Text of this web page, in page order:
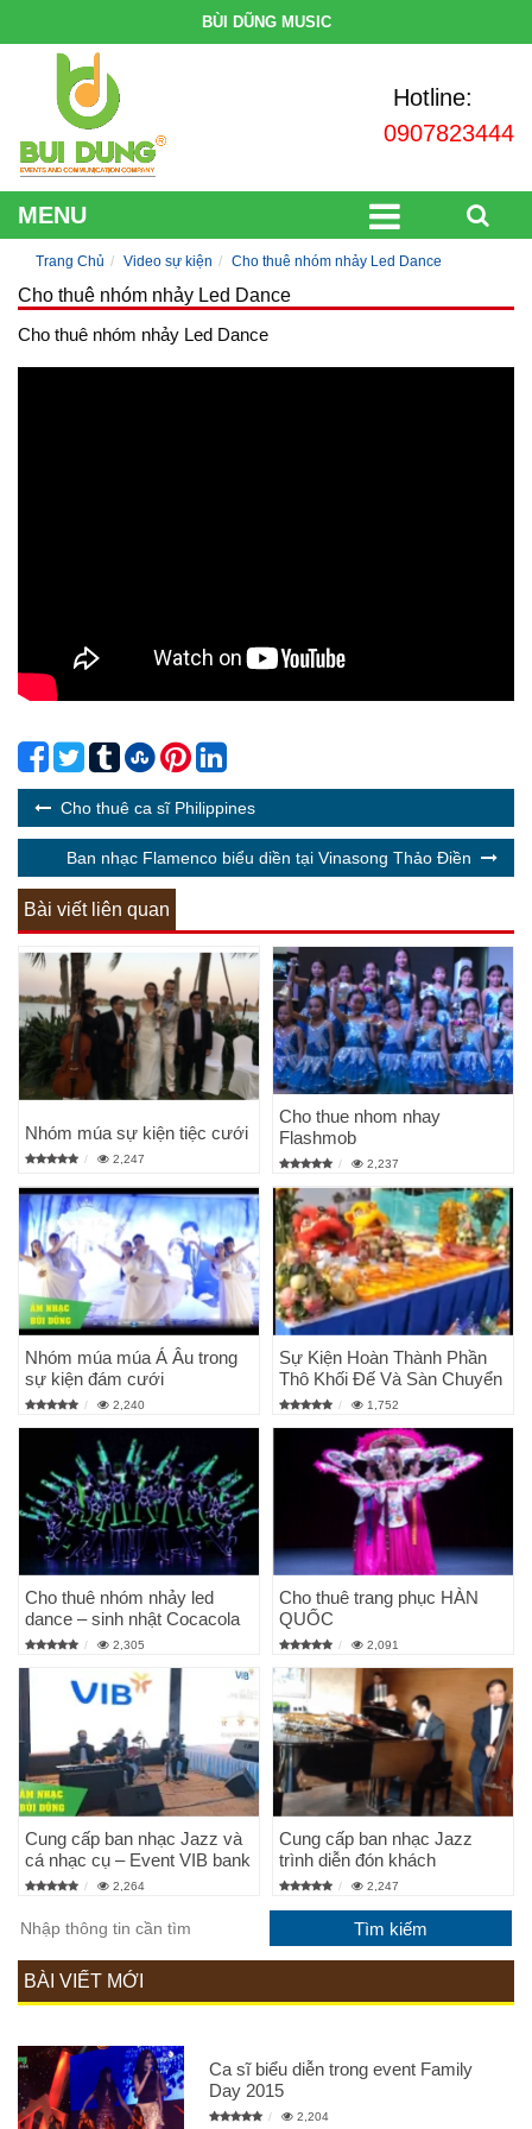
BÙI DŨNG MUSIC
Hotline:
0907823444
MENU
Trang Chủ Video sự kiện Cho thuê nhóm nhảy Led Dance
Cho thuê nhóm nhảy Led Dance
Cho thuê nhóm nhảy Led Dance
Cho thuê ca sĩ Philippines
Ban nhạc Flamenco biểu diền tại Vinasong Thảo Điền
Bài viết liên quan
Nhóm múa sự kiện tiệc cưới
2,247
Cho thue nhom nhay
Flashmob
2,237
Nhóm múa múa Á Âu trong
sự kiện đám cưới
2,240
Sự Kiện Hoàn Thành Phần
Thô Khối Đế Và Sàn Chuyển
1,752
Cho thuê nhóm nhảy led
dance – sinh nhật Cocacola
2,305
Cho thuê trang phục HÀN
QUỐC
2,091
Cung cấp ban nhạc Jazz và
cá nhạc cụ – Event VIB bank
2,264
Cung cấp ban nhạc Jazz
trình diễn đón khách
2,247
BÀI VIẾT MỚI
Ca sĩ biểu diễn trong event Family
Day 2015
2,204